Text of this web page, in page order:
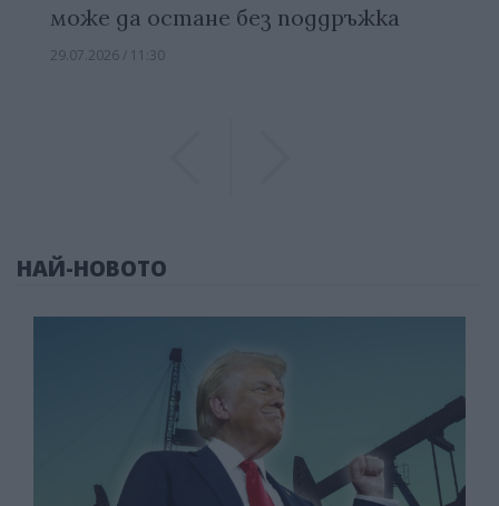
може да остане без поддръжка
29.07.2026 / 11:30
НАЙ-НОВОТО